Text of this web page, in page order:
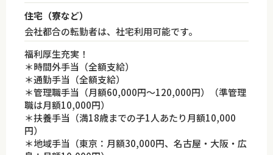
住宅（寮など）
会社都合の転勤者は、社宅利用可能です。
福利厚生充実！
＊時間外手当（全額支給）
＊通勤手当（全額支給）
＊管理職手当（月額60,000円～120,000円）（準管理
職は月額10,000円）
＊扶養手当（満18歳までの子1人あたり月額10,000
円）
＊地域手当（東京：月額30,000円、名古屋・大阪・広